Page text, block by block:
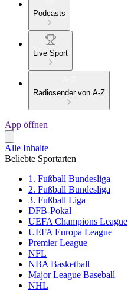
Podcasts
Live Sport
Radiosender von A-Z
App öffnen
Alle Inhalte
Beliebte Sportarten
1. Fußball Bundesliga
2. Fußball Bundesliga
3. Fußball Liga
DFB-Pokal
UEFA Champions League
UEFA Europa League
Premier League
NFL
NBA Basketball
Major League Baseball
NHL